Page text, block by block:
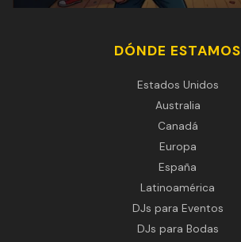
DÓNDE ESTAMOS
Estados Unidos
Australia
Canadá
Europa
España
Latinoamérica
DJs para Eventos
DJs para Bodas